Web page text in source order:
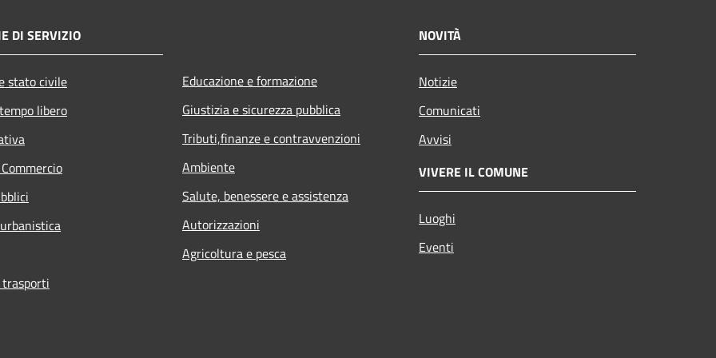
DI SERVIZIO
stato civile
libero
Educazione e formazione
Giustizia e sicurezza pubblica
Tributi,finanze e contravvenzioni
Ambiente
Salute, benessere e assistenza
Autorizzazioni
Agricoltura e pesca
NOVITÀ
Notizie
Comunicati
Avvisi
VIVERE IL COMUNE
Luoghi
Eventi